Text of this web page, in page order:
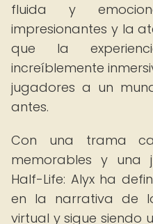
fluida y
impresionantes y la
que la
increíblemente
jugadores a un
antes.
Con una trama
memorables y una
Half-Life: Alyx ha
en la narrativa de
virtual y sigue siendo